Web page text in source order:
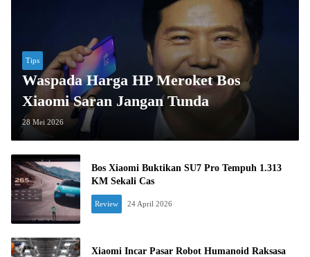
Tips
Waspada Harga HP Meroket Bos
Xiaomi Saran Jangan Tunda
28 Mei 2026
Bos Xiaomi Buktikan SU7 Pro Tempuh 1.313
KM Sekali Cas
Review 24 April 2026
Xiaomi Incar Pasar Robot Humanoid Raksasa